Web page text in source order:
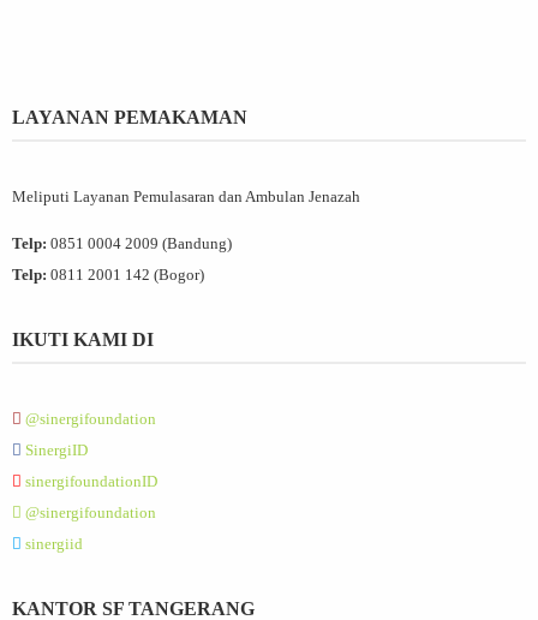
LAYANAN PEMAKAMAN
Meliputi Layanan Pemulasaran dan Ambulan Jenazah
Telp: 0851 0004 2009 (Bandung)
Telp: 0811 2001 142 (Bogor)
IKUTI KAMI DI
@sinergifoundation
SinergiID
sinergifoundationID
@sinergifoundation
sinergiid
KANTOR SF TANGERANG